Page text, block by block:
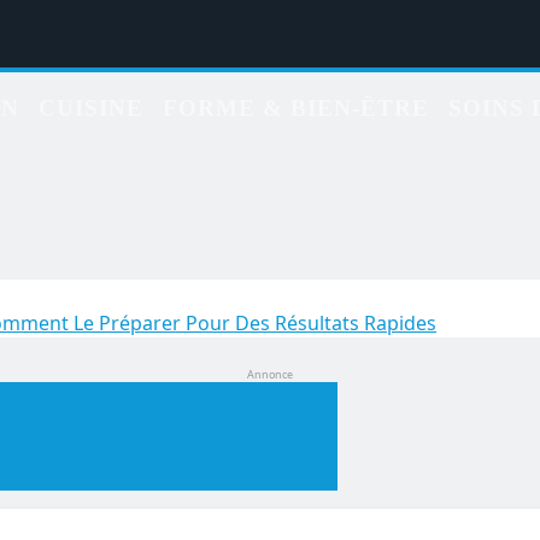
Le Préparer Pour Des Résultats Rapides
Annonce